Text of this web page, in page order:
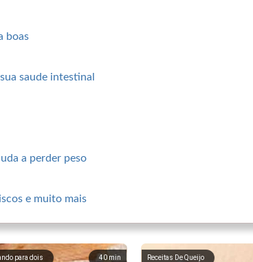
boas
saude intestinal
a perder peso
e muito mais
40 min
para dois Receitas De Queijo